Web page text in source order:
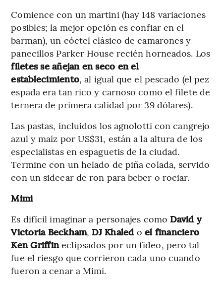
Comience con un martini (hay 148 variaciones
posibles; la mejor opción es confiar en el
barman), un cóctel clásico de camarones y
panecillos Parker House recién horneados. Los
filetes se añejan en seco en el
establecimiento, al igual que el pescado (el pez
espada era tan rico y carnoso como el filete de
ternera de primera calidad por 39 dólares).
Las pastas, incluidos los agnolotti con cangrejo
azul y maíz por US$31, están a la altura de los
especialistas en espaguetis de la ciudad.
Termine con un helado de piña colada, servido
con un sidecar de ron para beber o rociar.
Mimi
Es difícil imaginar a personajes como David y
Victoria Beckham, DJ Khaled oel financiero
Ken Griffineclipsados ​​por un fideo, pero tal
fue el riesgo que corrieron cada uno cuando
fueron a cenar a Mimi.